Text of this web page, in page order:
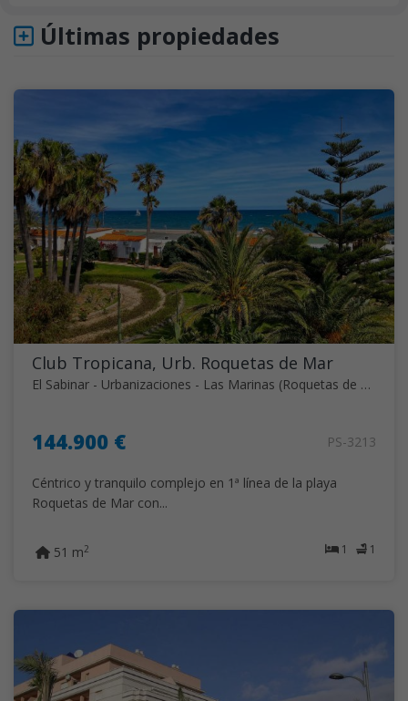
Últimas propiedades
Club Tropicana, Urb. Roquetas de Mar
El Sabinar - Urbanizaciones - Las Marinas (Roquetas de Mar)
144.900 € PS-3213
Céntrico y tranquilo complejo en 1ª línea de la playa
Roquetas de Mar con...
1 1
51 m2